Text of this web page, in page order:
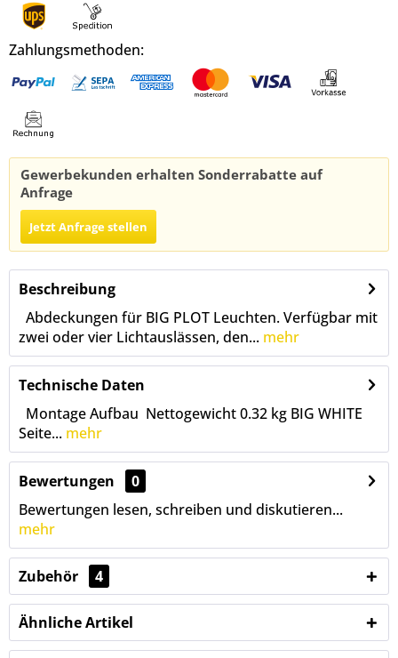
Zahlungsmethoden:
Gewerbekunden erhalten Sonderrabatte auf
Anfrage
Jetzt Anfrage stellen
Beschreibung
Abdeckungen für BIG PLOT Leuchten. Verfügbar mit
zwei oder vier Lichtauslässen, den... mehr
Technische Daten
Montage Aufbau Nettogewicht 0.32 kg BIG WHITE
Seite... mehr
Bewertungen
0
Bewertungen lesen, schreiben und diskutieren...
mehr
Zubehör 4
Ähnliche Artikel